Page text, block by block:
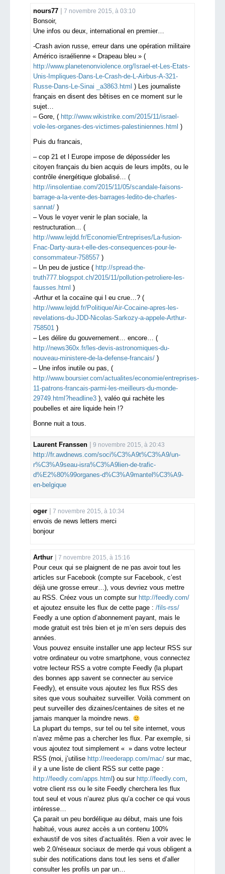
nours77 7 novembre 2015, à 03:10
Bonsoir,
Une infos ou deux, international en premier…
-Crash avion russe, erreur dans une opération militaire
Américo israélienne « Drapeau bleu » (
http://www.planetenonviolence.org/Israel-et-Les-Etats-
Unis-Impliques-Dans-Le-Crash-de-L-Airbus-A-321-
Russe-Dans-Le-Sinai _a3863.html ) Les journaliste
français en disent des bêtises en ce moment sur le
sujet…
– Gore, ( http://www.wikistrike.com/2015/11/israel-
vole-les-organes-des-victimes-palestiniennes.html )
Puis du francais,
– cop 21 et l Europe impose de déposséder les
citoyen français du bien acquis de leurs impôts, ou le
contrôle énergétique globalisé… (
http://insolentiae.com/2015/11/05/scandale-faisons-
barrage-a-la-vente-des-barrages-ledito-de-charles-
sannat/ )
– Vous le voyer venir le plan sociale, la
restructuration… (
http://www.lejdd.fr/Economie/Entreprises/La-fusion-
Fnac-Darty-aura-t-elle-des-consequences-pour-le-
consommateur-758557 )
– Un peu de justice ( http://spread-the-
truth777.blogspot.ch/2015/11/pollution-petroliere-les-
fausses.html )
-Arthur et la cocaïne qui l eu crue…? (
http://www.lejdd.fr/Politique/Air-Cocaine-apres-les-
revelations-du-JDD-Nicolas-Sarkozy-a-appele-Arthur-
758501 )
– Les délire du gouvernement… encore… (
http://news360x.fr/les-devis-astronomiques-du-
nouveau-ministere-de-la-defense-francais/ )
– Une infos inutile ou pas, (
http://www.boursier.com/actualites/economie/entreprises-
11-patrons-francais-parmi-les-meilleurs-du-monde-
29749.html?headline3 ), valéo qui rachète les
poubelles et aire liquide hein !?
Bonne nuit a tous.
Laurent Franssen 9 novembre 2015, à 20:43
http://fr.awdnews.com/soci%C3%A9t%C3%A9/un-
r%C3%A9seau-isra%C3%A9lien-de-trafic-
d%E2%80%99organes-d%C3%A9mantel%C3%A9-
en-belgique
oger 7 novembre 2015, à 10:34
envois de news letters merci
bonjour
Arthur 7 novembre 2015, à 15:16
Pour ceux qui se plaignent de ne pas avoir tout les
articles sur Facebook (compte sur Facebook, c’est
déjà une grosse erreur…), vous devriez vous mettre
au RSS. Créez vous un compte sur http://feedly.com/
et ajoutez ensuite les flux de cette page : /fils-rss/
Feedly a une option d’abonnement payant, mais le
mode gratuit est très bien et je m’en sers depuis des
années.
Vous pouvez ensuite installer une app lecteur RSS sur
votre ordinateur ou votre smartphone, vous connectez
votre lecteur RSS a votre compte Feedly (la plupart
des bonnes app savent se connecter au service
Feedly), et ensuite vous ajoutez les flux RSS des
sites que vous souhaitez surveiller. Voilà comment on
peut surveiller des dizaines/centaines de sites et ne
jamais manquer la moindre news.
La plupart du temps, sur tel ou tel site internet, vous
n’avez même pas a chercher les flux. Par exemple, si
vous ajoutez tout simplement « » dans votre lecteur
RSS (moi, j’utilise http://reederapp.com/mac/ sur mac,
il y a une liste de client RSS sur cette page :
http://feedly.com/apps.html ) ou sur http://feedly.com,
votre client rss ou le site Feedly cherchera les flux
tout seul et vous n’aurez plus qu’a cocher ce qui vous
intéresse…
Ça parait un peu bordélique au début, mais une fois
habitué, vous aurez accès a un contenu 100%
exhaustif de vos sites d’actualités. Rien a voir avec le
web 2.0/réseaux sociaux de merde qui vous obligent a
subir des notifications dans tout les sens et d’aller
consulter les profils un par un…